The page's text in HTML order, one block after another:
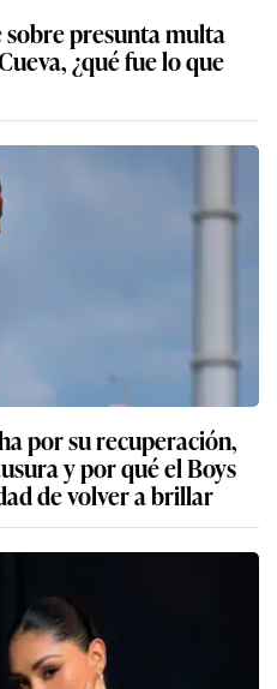
presunta multa
¿qué fue lo que
por su recuperación,
y por qué el Boys
de volver a brillar